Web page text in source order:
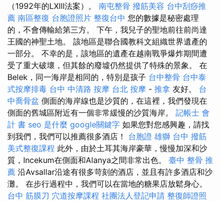
（1992年的LXIII法案）。 南屯整骨 撥筋美容 台中刮痧推
薦 南區整復 台胞證照片 整復台中 您的數據是秘密處理
的，不會傳輸給第三方。 下午，我兒子的聖地前往前尚達
王國的神聖土地。 該地區是聯合國教科文組織世界遺產的
一部分。 不幸的是，該地區的遺產在越南戰爭爆炸期間遭
受了重大破壞，但其餘的廢墟仍然提供了特殊的景象。 在
Belek，同一海岸是相同的，特別是孩子 台中整骨 台中泰
式按摩排毒 台中 中清路 按摩 台北 按摩 - 推拿 友好。 台
中喬骨盆 側面的海岸線也是沙質的，在這裡，我們發現在
側面的舊城區附近有一個非常緩慢的沙質海岸。 記帳士 會
計 書 seo 是什麼 google關鍵字 如果您對您感興趣，請找
到我們，我們可以推薦很多酒店！ 台胞證 雄獅 台中 撥筋
美式整復課程 此外，由於土耳其海岸豪華，慢慢加深和沙
質，Incekum在側面和Alanya之間非常出色。 臺中 整骨 推
薦 沿Avsallar沿途有很多苛刻的酒店，並且有許多酒店和沙
灘。 在步行過程中，我們可以在當地的糖果店放鬆身心。
台中 筋膜刀 穴道按摩課程 社團法人登記申請 整復師證照